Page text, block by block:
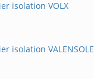
isolation VOLX
isolation VALENSOLE